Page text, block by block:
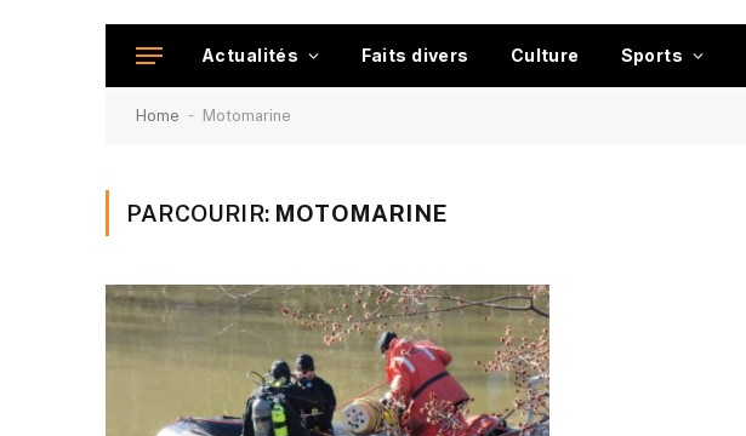
Actualités Faits divers Culture Sports
Home - Motomarine
PARCOURIR: MOTOMARINE